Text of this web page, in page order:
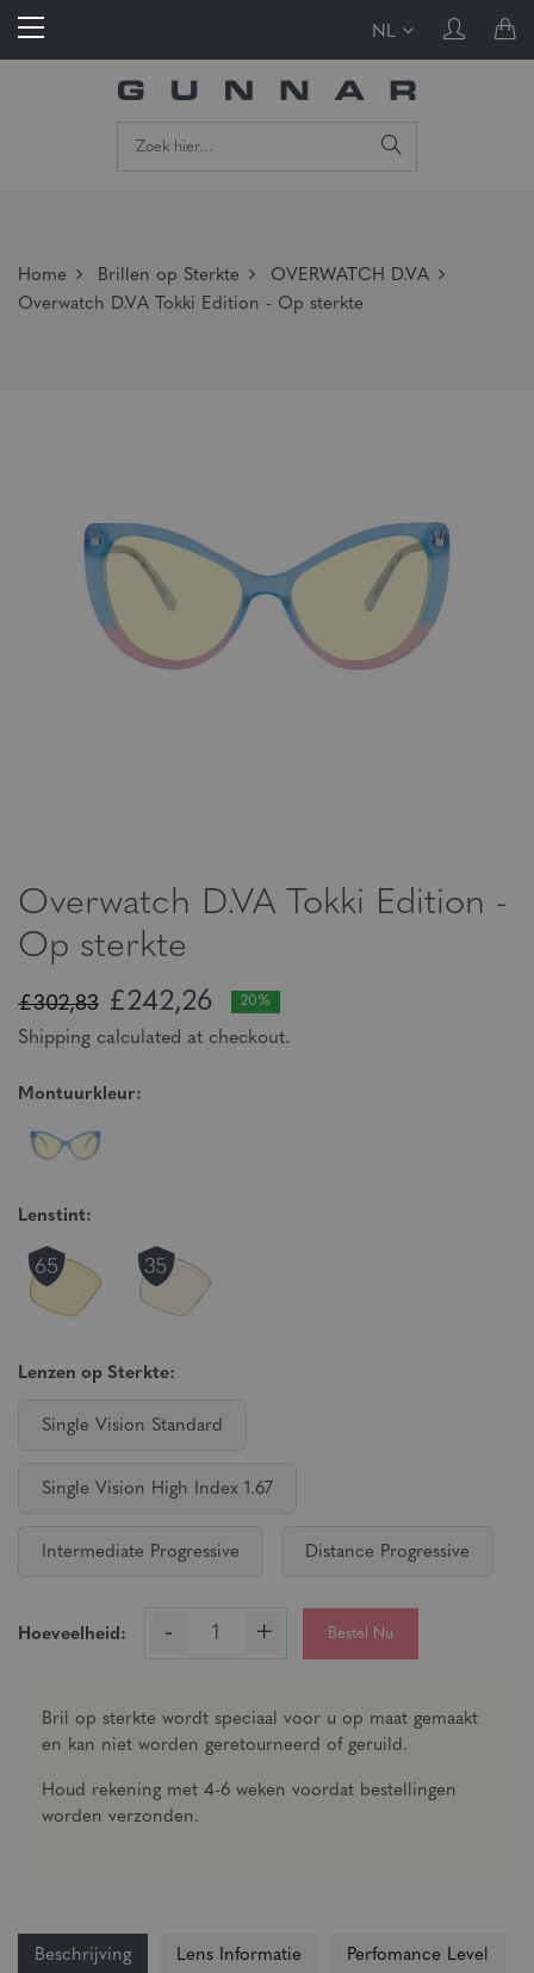
NL
Home Brillen op Sterkte
OVERWATCH D.VA
Overwatch D.VA Tokki Edition - Op sterkte
Overwatch D.VA Tokki Edition -
Op sterkte
£302,83 £242,26 20%
Shipping calculated at checkout.
Montuurkleur:
Lenstint:
Lenzen op Sterkte:
Single Vision Standard
Single Vision High Index 1.67
Intermediate Progressive Distance Progressive
Hoeveelheid: - + Bestel Nu
Bril op sterkte wordt speciaal voor u op maat gemaakt
en kan niet worden geretourneerd of geruild.
Houd rekening met 4-6 weken voordat bestellingen
worden verzonden.
Beschrijving Lens Informatie Perfomance Level